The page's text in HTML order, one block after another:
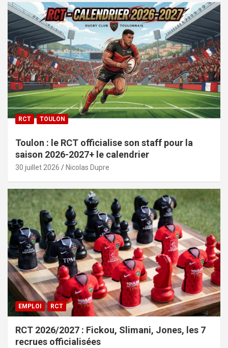
RCT TOULON
Toulon : le RCT officialise son staff pour la
saison 2026-2027+ le calendrier
30 juillet 2026 Nicolas Dupre
EMPLOI RCT
RCT 2026/2027 : Fickou, Slimani, Jones, les 7
recrues officialisées